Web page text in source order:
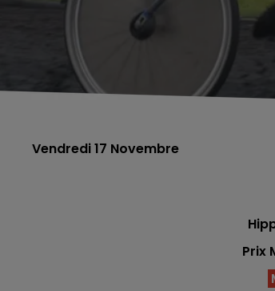
Vendredi 17 Novembre
Prix